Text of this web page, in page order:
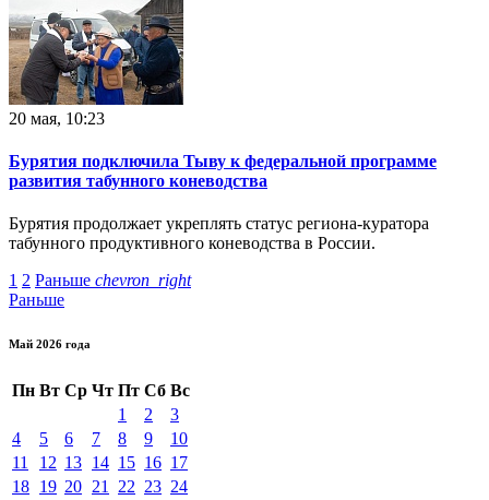
20 мая, 10:23
Бурятия подключила Тыву к федеральной программе
развития табунного коневодства
Бурятия продолжает укреплять статус региона-куратора
табунного продуктивного коневодства в России.
1 2 Раньше chevron_right
Раньше
Май 2026 года
Пн Вт Ср Чт Пт Сб Вс
1
2
3
4
5 6 7 8 9
10
11
12 13 14 15 16 17
18 19 20 21 22 23 24